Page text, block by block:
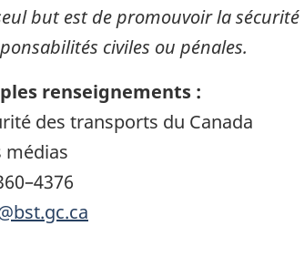
but est de promouvoir la
civiles ou pénales.
renseignements :
des transports du Canada
médias